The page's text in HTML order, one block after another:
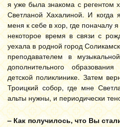
я уже была знакома с регентом
Светланой Хахалиной. И
меня к себе в хор, где поначалу
некоторое время в связи с
уехала в родной город
преподавателем в
дополнительного
детской поликлинике. Затем
Троицкий собор, где мне
альты нужны, и периодически
– Как получилось, что Вы